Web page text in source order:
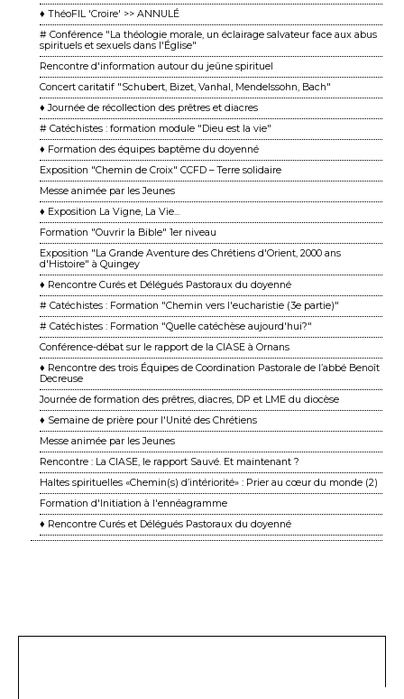
♦ ThéoFIL 'Croire' >> ANNULÉ
# Conférence "La théologie morale, un éclairage salvateur face aux abus
spirituels et sexuels dans l'Église"
Rencontre d'information autour du jeûne spirituel
Concert caritatif "Schubert, Bizet, Vanhal, Mendelssohn, Bach"
♦ Journée de récollection des prêtres et diacres
# Catéchistes : formation module "Dieu est la vie"
♦ Formation des équipes baptême du doyenné
Exposition "Chemin de Croix" CCFD – Terre solidaire
Messe animée par les Jeunes
♦ Exposition La Vigne, La Vie...
Formation "Ouvrir la Bible" 1er niveau
Exposition "La Grande Aventure des Chrétiens d'Orient, 2000 ans
d'Histoire" à Quingey
♦ Rencontre Curés et Délégués Pastoraux du doyenné
# Catéchistes : Formation "Chemin vers l'eucharistie (3e partie)"
# Catéchistes : Formation "Quelle catéchèse aujourd'hui?"
Conférence-débat sur le rapport de la CIASE à Ornans
♦ Rencontre des trois Équipes de Coordination Pastorale de l’abbé Benoît
Decreuse
Journée de formation des prêtres, diacres, DP et LME du diocèse
♦ Semaine de prière pour l'Unité des Chrétiens
Messe animée par les Jeunes
Rencontre : La CIASE, le rapport Sauvé. Et maintenant ?
Haltes spirituelles «Chemin(s) d’intériorité» : Prier au cœur du monde (2)
Formation d'Initiation à l'ennéagramme
♦ Rencontre Curés et Délégués Pastoraux du doyenné